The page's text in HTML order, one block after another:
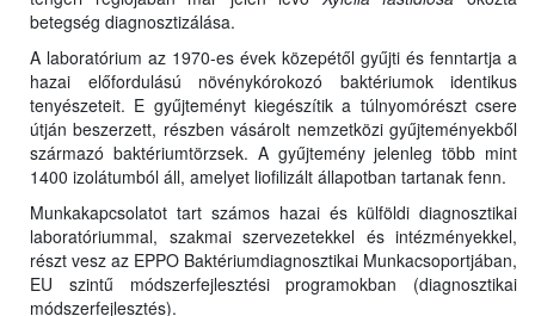
betegség diagnosztizálása.
A laboratórium az 1970-es évek közepétől gyűjti és fenntartja a
hazai előfordulású növénykórokozó baktériumok identikus
tenyészeteit. E gyűjteményt kiegészítik a túlnyomórészt csere
útján beszerzett, részben vásárolt nemzetközi gyűjteményekből
származó baktériumtörzsek. A gyűjtemény jelenleg több mint
1400 izolátumból áll, amelyet liofilizált állapotban tartanak fenn.
Munkakapcsolatot tart számos hazai és külföldi diagnosztikai
laboratóriummal, szakmai szervezetekkel és intézményekkel,
részt vesz az EPPO Baktériumdiagnosztikai Munkacsoportjában,
EU szintű módszerfejlesztési programokban (diagnosztikai
módszerfejlesztés).